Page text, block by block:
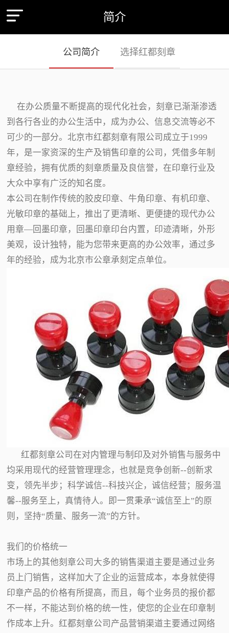
简介
公司简介 选择红都刻章
在办公质量不断提高的现代化社会，刻章已渐渐渗透
到各行各业的办公生活中，成为办公、信息交流等必不
可少的一部分。北京市红都刻章有限公司成立于1999
年，是一家资深的生产及销售印章的公司，凭借多年制
章经验，拥有优质的刻章质量及良信誉，在印章行业及
大众中享有广泛的知名度。
本公司在制作传统的胶皮印章、牛角印章、有机印章、
光敏印章的基础上，推出了更清晰、更便捷的现代办公
用章—回墨印章，回墨印章印台内置，印迹清晰，外形
美观，设计独特，能为您带来更高的办公效率，通过多
年的经验，成为北京市公章承刻定点单位。
红都刻章公司在对内管理与制印及对外销售与服务中
均采用现代的经营管理理念，也就是竞争创新--创新求
变，领先半步；科学诚信--科技兴企，诚信经营；服务温
馨--服务至上，真情待人。即一贯秉承“诚信至上”的原
则，坚持“质量、服务一流”的方针。
我们的价格统一
市场上的其他刻章公司大多的销售渠道主要是通过业务
员上门销售，这样加大了企业的运营成本，本身就使得
印章产品的价格有所提高，而且，每个业务员的报价都
不一样，不能达到价格的统一性，使您的企业在印章制
作成本上升。红都刻章公司产品营销渠道主要通过网络